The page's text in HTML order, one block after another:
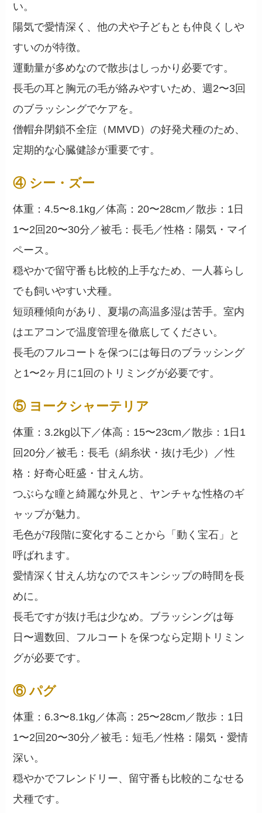
い。
陽気で愛情深く、他の犬や子どもとも仲良くしや
すいのが特徴。
運動量が多めなので散歩はしっかり必要です。
長毛の耳と胸元の毛が絡みやすいため、週2〜3回
のブラッシングでケアを。
僧帽弁閉鎖不全症（MMVD）の好発犬種のため、
定期的な心臓健診が重要です。
④ シー・ズー
体重：4.5〜8.1kg／体高：20〜28cm／散歩：1日
1〜2回20〜30分／被毛：長毛／性格：陽気・マイ
ペース。
穏やかで留守番も比較的上手なため、一人暮らし
でも飼いやすい犬種。
短頭種傾向があり、夏場の高温多湿は苦手。室内
はエアコンで温度管理を徹底してください。
長毛のフルコートを保つには毎日のブラッシング
と1〜2ヶ月に1回のトリミングが必要です。
⑤ ヨークシャーテリア
体重：3.2kg以下／体高：15〜23cm／散歩：1日1
回20分／被毛：長毛（絹糸状・抜け毛少）／性
格：好奇心旺盛・甘えん坊。
つぶらな瞳と綺麗な外見と、ヤンチャな性格のギ
ャップが魅力。
毛色が7段階に変化することから「動く宝石」と
呼ばれます。
愛情深く甘えん坊なのでスキンシップの時間を長
めに。
長毛ですが抜け毛は少なめ。ブラッシングは毎
日〜週数回、フルコートを保つなら定期トリミン
グが必要です。
⑥ パグ
体重：6.3〜8.1kg／体高：25〜28cm／散歩：1日
1〜2回20〜30分／被毛：短毛／性格：陽気・愛情
深い。
穏やかでフレンドリー、留守番も比較的こなせる
犬種です。